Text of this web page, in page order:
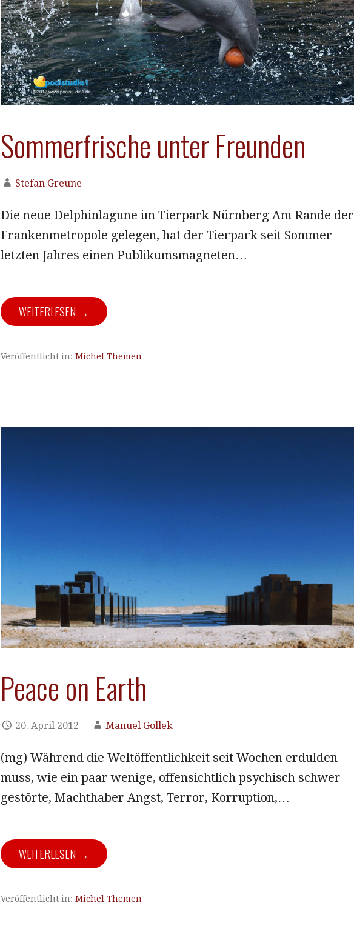
Sommerfrische unter Freunden
Stefan Greune
Die neue Delphinlagune im Tierpark Nürnberg Am Rande der
Frankenmetropole gelegen, hat der Tierpark seit Sommer
letzten Jahres einen Publikumsmagneten…
WEITERLESEN →
Veröffentlicht in: Michel Themen
Peace on Earth
20. April 2012 Manuel Gollek
(mg) Während die Weltöffentlichkeit seit Wochen erdulden
muss, wie ein paar wenige, offensichtlich psychisch schwer
gestörte, Machthaber Angst, Terror, Korruption,…
WEITERLESEN →
Veröffentlicht in: Michel Themen